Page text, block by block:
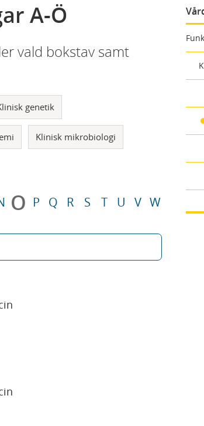
A-Ö
vald bokstav samt
genetik
Klinisk mikrobiologi
O P Q R S T U V W